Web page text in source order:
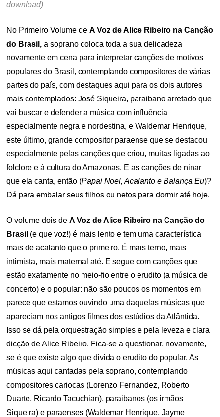
download)
No Primeiro Volume deA Voz de Alice Ribeiro na Canção
do Brasil, a soprano coloca toda a sua delicadeza
novamente em cena para interpretar canções de motivos
populares do Brasil, contemplando compositores de várias
partes do país, com destaques aqui para os dois autores
mais contemplados: José Siqueira, paraibano arretado que
vai buscar e defender a música com influência
especialmente negra e nordestina, e Waldemar Henrique,
este último, grande compositor paraense que se destacou
especialmente pelas canções que criou, muitas ligadas ao
folclore e à cultura do Amazonas. E as canções de ninar
que ela canta, então (Papai Noel, Acalanto e Balança Eu)?
Dá para embalar seus filhos ou netos para dormir até hoje.
O volume dois deA Voz de Alice Ribeiro na Canção do
Brasil (e que voz!) é mais lento e tem uma característica
mais de acalanto que o primeiro. É mais terno, mais
intimista, mais maternal até. E segue com canções que
estão exatamente no meio-fio entre o erudito (a música de
concerto) e o popular: não são poucos os momentos em
parece que estamos ouvindo uma daquelas músicas que
apareciam nos antigos filmes dos estúdios da Atlântida.
Isso se dá pela orquestração simples e pela leveza e clara
dicção de Alice Ribeiro. Fica-se a questionar, novamente,
se é que existe algo que divida o erudito do popular. As
músicas aqui cantadas pela soprano, contemplando
compositores cariocas (Lorenzo Fernandez, Roberto
Duarte, Ricardo Tacuchian), paraibanos (os irmãos
Siqueira) e paraenses (Waldemar Henrique, Jayme